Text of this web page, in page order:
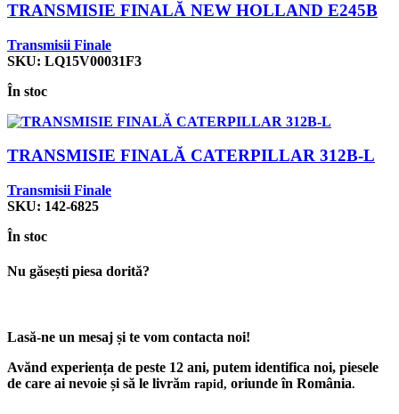
TRANSMISIE FINALĂ NEW HOLLAND E245B
Transmisii Finale
SKU: LQ15V00031F3
În stoc
TRANSMISIE FINALĂ CATERPILLAR 312B-L
Transmisii Finale
SKU: 142-6825
În stoc
Nu găsești piesa dorită?
Lasă-ne un mesaj și te vom contacta noi!
Avănd experiența de peste 12 ani, putem identifica noi, piesele
de care ai nevoie și să le livrăm rapid, oriunde în România.